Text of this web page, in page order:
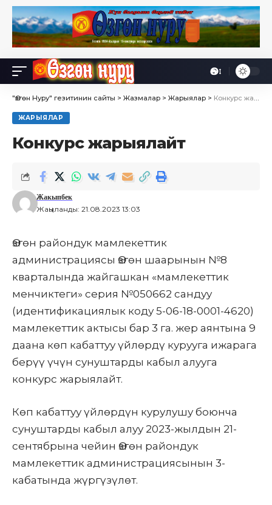
Font
Resizer
Өө
"Өзгөн Нуру" гезитинин сайты > Жазмалар > Жарыялар > Конкурс жарыялайт
ЖАРЫЯЛАР
Конкурс жарыялайт
Жаңыланды: 21.08.2023 13:03
Жакыпбек
Өзгөн райондук мамлекеттик
администрациясы Өзгөн шаарынын №8
кварталында жайгашкан «мамлекеттик
менчиктеги» серия №050662 сандуу
(идентификациялык коду 5-06-18-0001-4620)
мамлекеттик актысы бар 3 га. жер аянтына 9
даана көп кабаттуу үйлөрдү курууга ижарага
берүү үчүн сунуштарды кабыл алууга
конкурс жарыялайт.
Көп кабаттуу үйлөрдүн курулушу боюнча
сунуштарды кабыл алуу 2023-жылдын 21-
сентябрына чейин Өзгөн райондук
мамлекеттик администрациясынын 3-
кабатында жүргүзүлөт.